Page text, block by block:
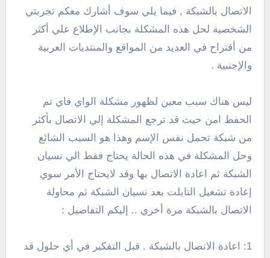
الاتصال بالشبكة , فيما يلي سوف أشارك معكم تجربتي
الشخصية لحل هذه المشكلة بجانب الإطلاع علي أكثر
من أقتراح في العديد من المواقع والمنتديات العربية
والإجنبية .
ليس هناك سبب معين لظهور مشكلة الواي فاي تم
الحفظ امن حيث قد ترجع المشكلة إلي الاتصال بأكثر
من شبكة تحمل نفس الإسم وهذا هو السبب الشائع
وحل المشكلة في هذه الحالة يحتاج فقط الي نسيان
الشبكة ثم اعادة الاتصال بها وقد لايحتاج الأمر سوي
إعادة تشغيل التابلت بعد نسيان الشبكة ثم محاولة
الاتصال بالشبكة مرة أخري .. إليكم التفاصيل :
1: اعادة الاتصال بالشبكة . قبل التفكير في أي حلول قد